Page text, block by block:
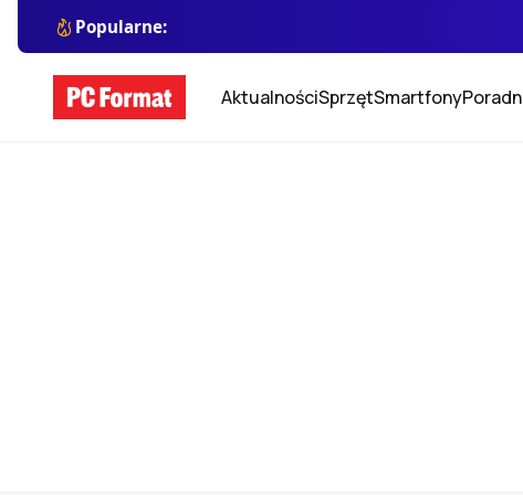
Popularne:
AktualnościSprzętSmartfony